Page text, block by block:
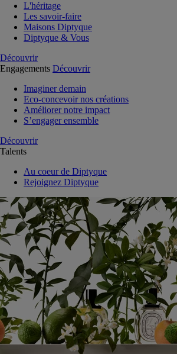
L'héritage
Les savoir-faire
Maisons Diptyque
Diptyque & Vous
Découvrir
Engagements Découvrir
Imaginer demain
Eco-concevoir nos créations
Améliorer notre impact
S’engager ensemble
Découvrir
Talents
Au coeur de Diptyque
Rejoignez Diptyque